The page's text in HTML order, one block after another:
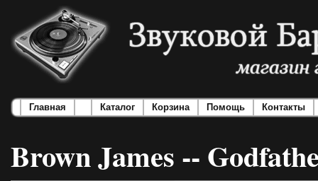
Главная Каталог Корзина Помощь Контакты
Brown James --